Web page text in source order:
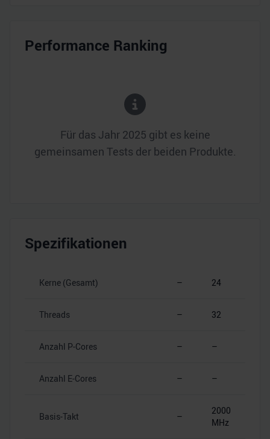
Performance Ranking
Für das Jahr 2025 gibt es keine
gemeinsamen Tests der beiden Produkte.
Spezifikationen
Kerne (Gesamt) – 24
Threads – 32
Anzahl P-Cores – –
Anzahl E-Cores – –
Basis-Takt –
2000
MHz